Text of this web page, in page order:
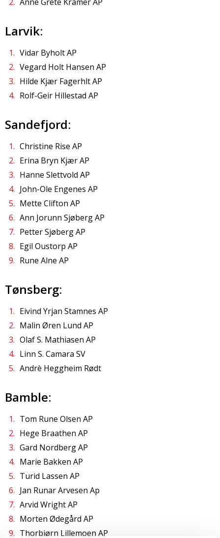
Larvik:
Vidar Byholt AP
Vegard Holt Hansen AP
Hilde Kjær Fagerhlt AP
Rolf-Geir Hillestad AP
Sandefjord:
Christine Rise AP
Erina Bryn Kjær AP
Hanne Slettvold AP
John-Ole Engenes AP
Mette Clifton AP
Ann Jorunn Sjøberg AP
Petter Sjøberg AP
Egil Oustorp AP
Rune Alne AP
Tønsberg:
Eivind Yrjan Stamnes AP
Malin Øren Lund AP
Olaf S. Mathiasen AP
Linn S. Camara SV
Andrè Heggheim Rødt
Bamble:
Tom Rune Olsen AP
Hege Braathen AP
Gard Nordberg AP
Marie Bakken AP
Turid Lassen AP
Jan Runar Arvesen Ap
Arvid Wright AP
Morten Ødegård AP
Thorbjørn Lillemoen AP